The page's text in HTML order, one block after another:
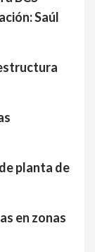
Saúl
planta de
en zonas